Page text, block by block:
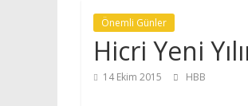
Önemli Günler
Hicri Yeni
14 Ekim 2015 HBB